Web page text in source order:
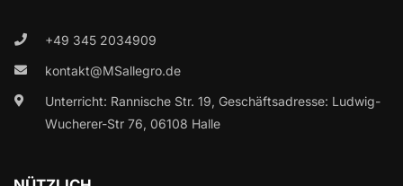
+49 345 2034909
kontakt@MSallegro.de
Unterricht: Rannische Str. 19, Geschäftsadresse: Ludwig-
Wucherer-Str 76, 06108 Halle